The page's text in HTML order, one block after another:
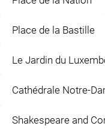
Place de la Bastille
Le Jardin du
Cathédrale Notre-
Shakespeare and